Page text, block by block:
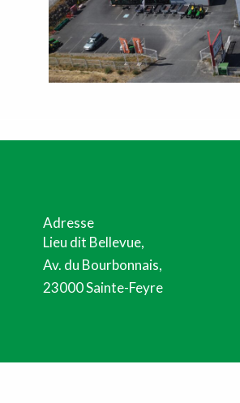
Adresse
Lieu dit Bellevue,
Av. du Bourbonnais,
23000 Sainte-Feyre